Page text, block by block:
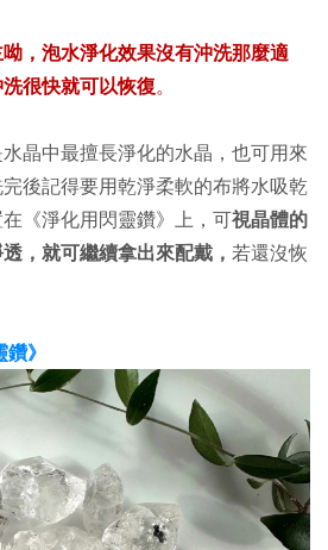
，泡水淨化效果沒有沖洗那麼適
很快就可以恢復。
晶中最擅長淨化的水晶，也可用來
後記得要用乾淨柔軟的布將水吸乾
《淨化用閃靈鑽》上 ，可視晶體的
，就可繼續拿出來配戴， 若還沒恢
》